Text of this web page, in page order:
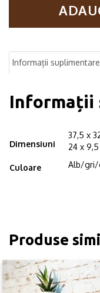
rafturi
de
perete
lemn,
in
cu
prindere
Carnival,
alb/gri/
Informații suplimentare
Informații
Dimensiuni
37,5 x
24 x
Culoare Alb/gri/
Produse